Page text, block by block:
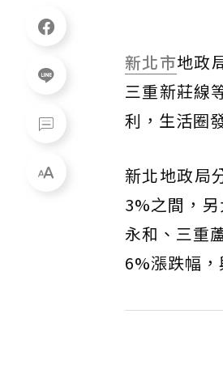
新北市地政
三重新莊線
利，生活圈
新北地政局
3%之間，
永和、三重
6%漲跌幅